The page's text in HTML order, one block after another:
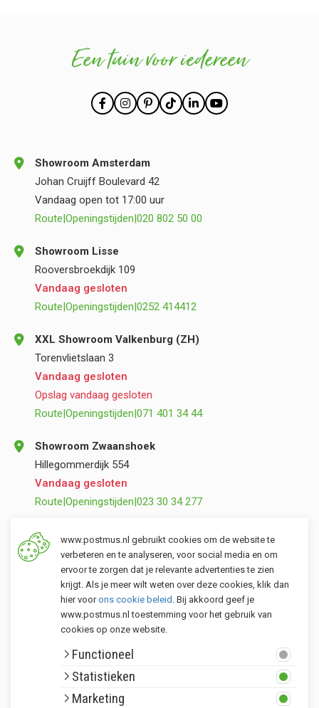
Een tuin voor iedereen
Klantenservice
Postmus merken
Showroom Amsterdam
Johan Cruijff Boulevard 42
Vandaag open tot 17:00 uur
Route|Openingstijden|020 802 50 00
Showroom Lisse
Rooversbroekdijk 109
Vandaag gesloten
Route|Openingstijden|0252 414412
XXL Showroom Valkenburg (ZH)
Torenvlietslaan 3
Vandaag gesloten
Opslag vandaag gesloten
Route|Openingstijden|071 401 34 44
Showroom Zwaanshoek
Hillegommerdijk 554
Vandaag gesloten
Route|Openingstijden|023 30 34 277
Opslag Valkenburg (ZH)
Torenvlietslaan 3
Vandaag gesloten
Route|Openingstijden |071 401 34 44
www.postmus.nl gebruikt cookies om de website te
verbeteren en te analyseren, voor social media en om
ervoor te zorgen dat je relevante advertenties te zien
krijgt. Als je meer wilt weten over deze cookies, klik dan
hier voorons cookie beleid . Bij akkoord geef je
www.postmus.nl toestemming voor het gebruik van
cookies op onze website.
Functioneel
Statistieken
Marketing